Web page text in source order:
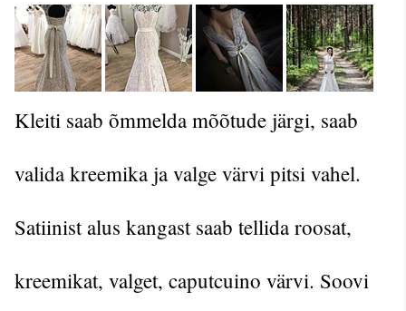
Kleiti saab õmmelda mõõtude järgi, saab
valida kreemika ja valge värvi pitsi vahel.
Satiinist alus kangast saab tellida roosat,
kreemikat, valget, caputcuino värvi. Soovi